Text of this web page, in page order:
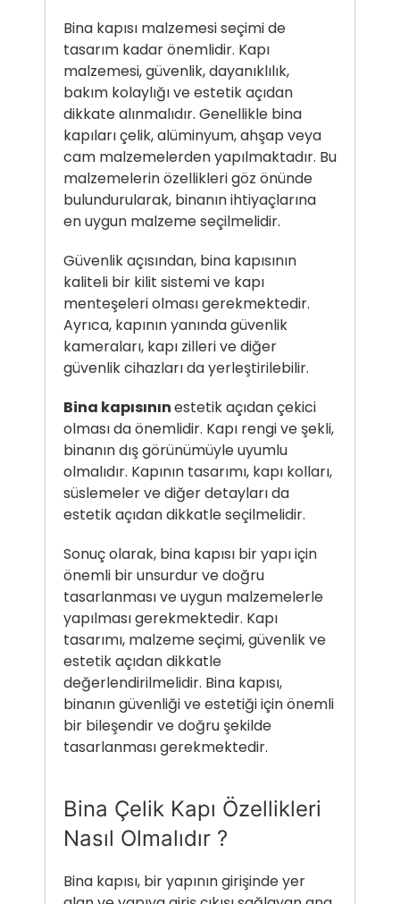
Bina kapısı malzemesi seçimi de
tasarım kadar önemlidir. Kapı
malzemesi, güvenlik, dayanıklılık,
bakım kolaylığı ve estetik açıdan
dikkate alınmalıdır. Genellikle bina
kapıları çelik, alüminyum, ahşap veya
cam malzemelerden yapılmaktadır. Bu
malzemelerin özellikleri göz önünde
bulundurularak, binanın ihtiyaçlarına
en uygun malzeme seçilmelidir.
Güvenlik açısından, bina kapısının
kaliteli bir kilit sistemi ve kapı
menteşeleri olması gerekmektedir.
Ayrıca, kapının yanında güvenlik
kameraları, kapı zilleri ve diğer
güvenlik cihazları da yerleştirilebilir.
Bina kapısınınestetik açıdan çekici
olması da önemlidir. Kapı rengi ve şekli,
binanın dış görünümüyle uyumlu
olmalıdır. Kapının tasarımı, kapı kolları,
süslemeler ve diğer detayları da
estetik açıdan dikkatle seçilmelidir.
Sonuç olarak, bina kapısı bir yapı için
önemli bir unsurdur ve doğru
tasarlanması ve uygun malzemelerle
yapılması gerekmektedir. Kapı
tasarımı, malzeme seçimi, güvenlik ve
estetik açıdan dikkatle
değerlendirilmelidir. Bina kapısı,
binanın güvenliği ve estetiği için önemli
bir bileşendir ve doğru şekilde
tasarlanması gerekmektedir.
Bina Çelik Kapı Özellikleri
Nasıl Olmalıdır ?
Bina kapısı, bir yapının girişinde yer